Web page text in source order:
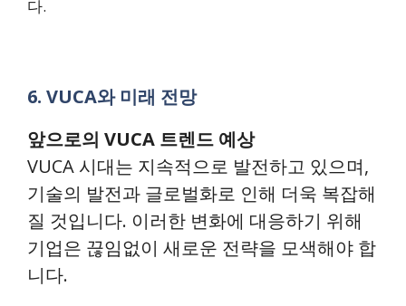
다.
6. VUCA와 미래 전망
앞으로의 VUCA 트렌드 예상
VUCA 시대는 지속적으로 발전하고 있으며,
기술의 발전과 글로벌화로 인해 더욱 복잡해
질 것입니다. 이러한 변화에 대응하기 위해
기업은 끊임없이 새로운 전략을 모색해야 합
니다.